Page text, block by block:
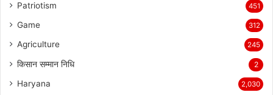
Patriotism 451
Game 312
Agriculture 245
किसान सम्मान निधि 2
Haryana 2,030